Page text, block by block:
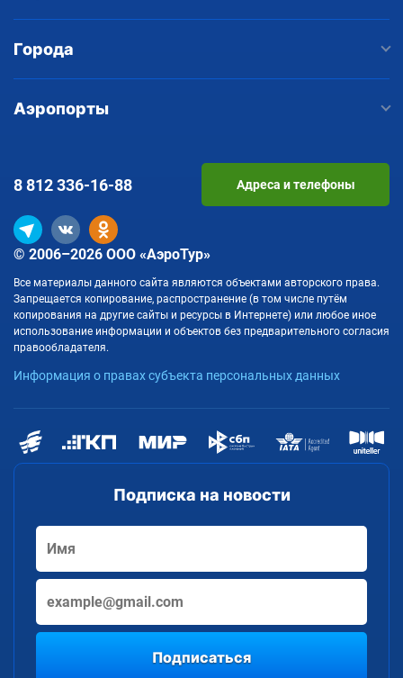
Города
Аэропорты
Подписка на новости
Подписаться
© 2006–2026 ООО «АэроТур»
Все материалы данного сайта являются объектами авторского права.
Запрещается копирование, распространение (в том числе путём
копирования на другие сайты и ресурсы в Интернете) или любое иное
использование информации и объектов без предварительного согласия
правообладателя.
Информация о правах субъекта персональных данных
8 812336-16-88 Адреса и телефоны